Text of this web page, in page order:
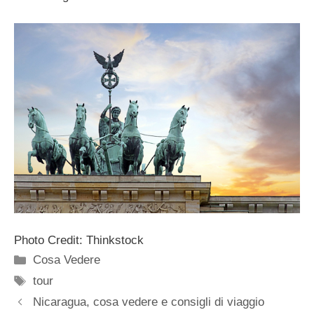
Photo Credit: Thinkstock
Categorie
Cosa Vedere
Tag
tour
Nicaragua, cosa vedere e consigli di viaggio